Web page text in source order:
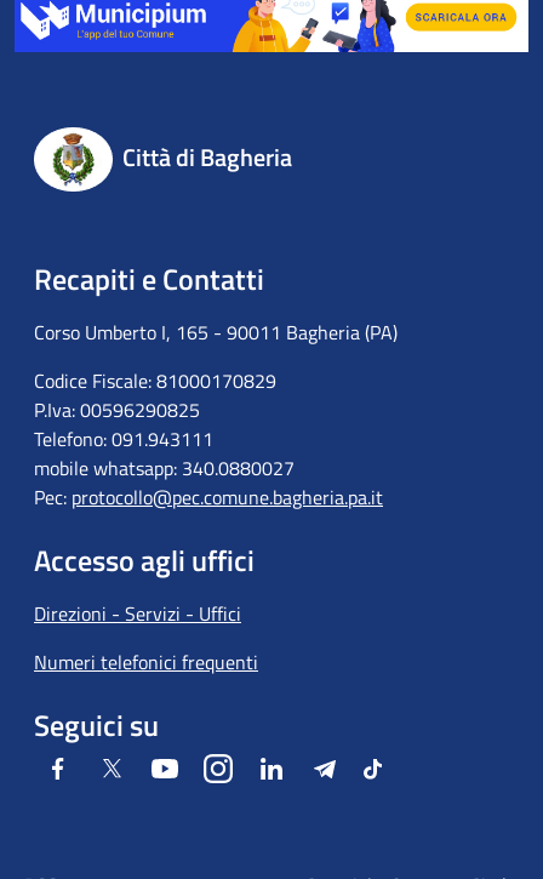
Città di Bagheria
Recapiti e Contatti
Corso Umberto I, 165 - 90011 Bagheria (PA)
Codice Fiscale: 81000170829
P.Iva: 00596290825
Telefono: 091.943111
mobile whatsapp: 340.0880027
Pec: protocollo@pec.comune.bagheria.pa.it
Accesso agli uffici
Direzioni - Servizi - Uffici
Numeri telefonici frequenti
Seguici su
Facebook Twitter YoutubeInstagramLinkedIn TelegramTiktok